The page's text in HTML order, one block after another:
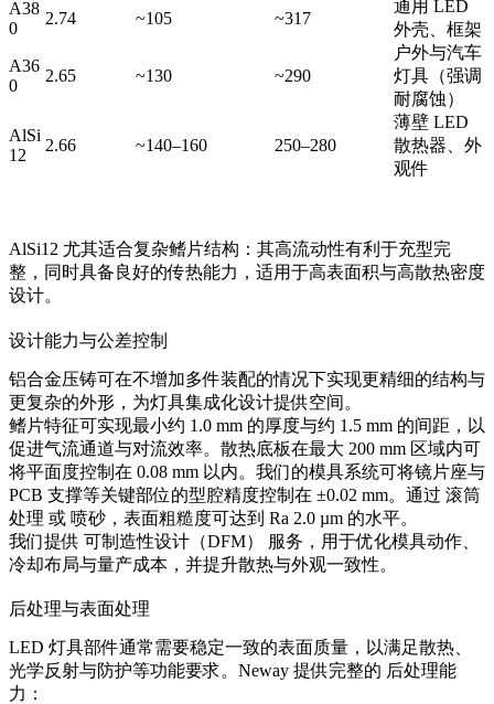
A38
0
2.74 ~105 ~317
通用 LED
外壳、框架
A36
0
2.65 ~130 ~290
户外与汽车
灯具（强调
耐腐蚀）
AlSi
12
2.66 ~140–160 250–280
薄壁 LED
散热器、外
观件
AlSi12 尤其适合复杂鳍片结构：其高流动性有利于充型完
整，同时具备良好的传热能力，适用于高表面积与高散热密度
设计。
设计能力与公差控制
铝合金压铸可在不增加多件装配的情况下实现更精细的结构与
更复杂的外形，为灯具集成化设计提供空间。
鳍片特征可实现最小约 1.0 mm 的厚度与约 1.5 mm 的间距，以
促进气流通道与对流效率。散热底板在最大 200 mm 区域内可
将平面度控制在 0.08 mm 以内。我们的模具系统可将镜片座与
PCB 支撑等关键部位的型腔精度控制在 ±0.02 mm。通过 滚筒
处理 或 喷砂 ，表面粗糙度可达到 Ra 2.0 µm 的水平。
我们提供 可制造性设计（DFM）
服务，用于优化模具动作、
冷却布局与量产成本，并提升散热与外观一致性。
后处理与表面处理
LED 灯具部件通常需要稳定一致的表面质量，以满足散热、
光学反射与防护等功能要求。Neway 提供完整的 后处理能
力 ：